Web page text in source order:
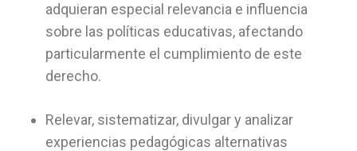
adquieran especial relevancia e influencia
sobre las políticas educativas, afectando
particularmente el cumplimiento de este
derecho.
Relevar, sistematizar, divulgar y analizar
experiencias pedagógicas alternativas